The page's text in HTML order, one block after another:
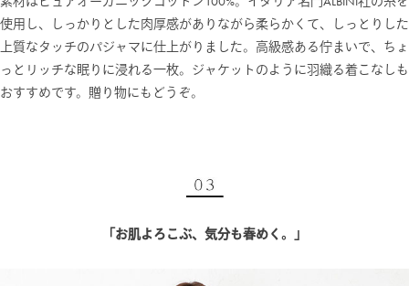
使用し、しっかりとした肉厚感がありながら柔らかくて、しっとりした
上質なタッチのパジャマに仕上がりました。高級感ある佇まいで、ちょ
っとリッチな眠りに浸れる一枚。ジャケットのように羽織る着こなしも
おすすめです。贈り物にもどうぞ。
「お肌よろこぶ、気分も春めく。」